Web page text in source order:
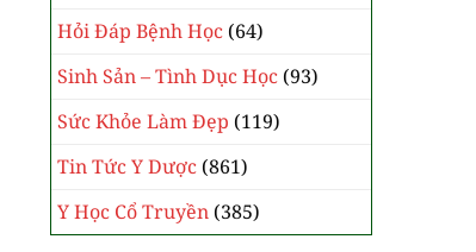
Hỏi Đáp Bệnh Học (64)
Sinh Sản – Tình Dục Học (93)
Sức Khỏe Làm Đẹp (119)
Tin Tức Y Dược (861)
Y Học Cổ Truyền (385)